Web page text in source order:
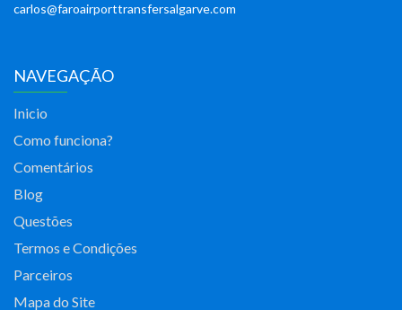
carlos@faroairporttransfersalgarve.com
NAVEGAÇÃO
Inicio
Como funciona?
Comentários
Blog
Questões
Termos e Condições
Parceiros
Mapa do Site